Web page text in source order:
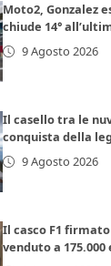
Moto2, Gonzalez
chiude 14°
9 Agosto 2026
Il casello tra le
conquista della
9 Agosto 2026
Il casco F1
venduto a 175.000